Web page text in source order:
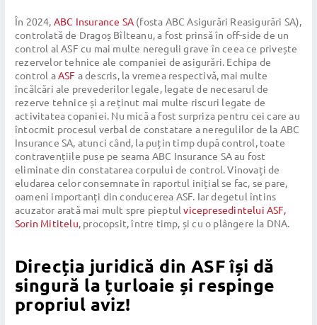
În 2024, ABC Insurance SA (fosta ABC Asigurări Reasigurări SA),
controlată de Dragoș Bîlteanu, a fost prinsă în off-side de un
control al ASF cu mai multe nereguli grave în ceea ce privește
rezervelor tehnice ale companiei de asigurări. Echipa de
control aASF a descris, la vremea respectivă, mai multe
încălcări ale prevederilor legale, legate de necesarul de
rezerve tehnice și a reținut mai multe riscuri legate de
activitatea copaniei. Nu mică a fost surpriza pentru cei care au
întocmit procesul verbal de constatare a neregulilor de la ABC
Insurance SA, atunci când, la puțin timp după control, toate
contravențiile puse pe seama ABC Insurance SA au fost
eliminate din constatarea corpului de control. Vinovați de
eludarea celor consemnate în raportul inițial se fac, se pare,
oameni importanți din conducerea ASF. Iar degetul întins
acuzator arată mai mult spre pieptulvicepresedintelui ASF,
Sorin Mititelu, procopsit, între timp, și cu o plângere la DNA.
Direcția juridică din ASF își dă
singură la țurloaie și respinge
propriul aviz!